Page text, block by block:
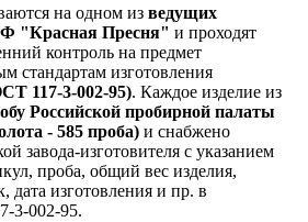
на одном из ведущих
"Красная Пресня" и проходят
контроль на предмет
стандартам изготовления
117-3-002-95). Каждое изделие из
Российской пробирной палаты
- 585 проба) и снабжено
завода-изготовителя с указанием
проба, общий вес изделия,
дата изготовления и пр. в
3-002-95.